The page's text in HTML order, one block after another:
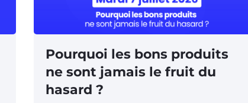
Pourquoi les bons produits
ne sont jamais le fruit du
hasard ?